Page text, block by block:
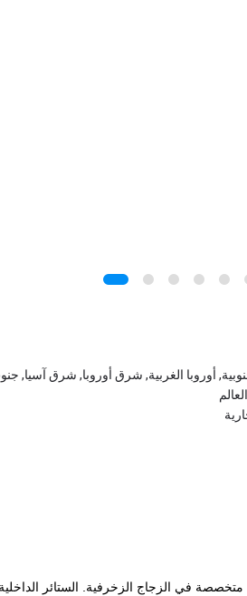
أوروبا الغربية, شرق أوروبا, شرق
متخصصة في الزجاج الزخرفية. الستائر